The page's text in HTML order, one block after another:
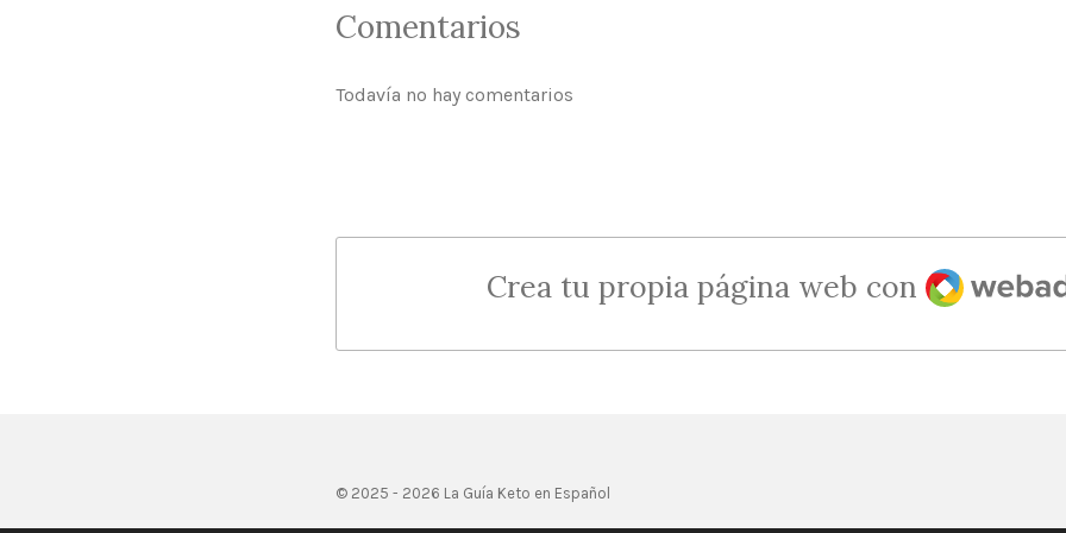
Comentarios
Todavía no hay comentarios
Crea tu propia página web con Webador
© 2025 - 2026 La Guía Keto en Español